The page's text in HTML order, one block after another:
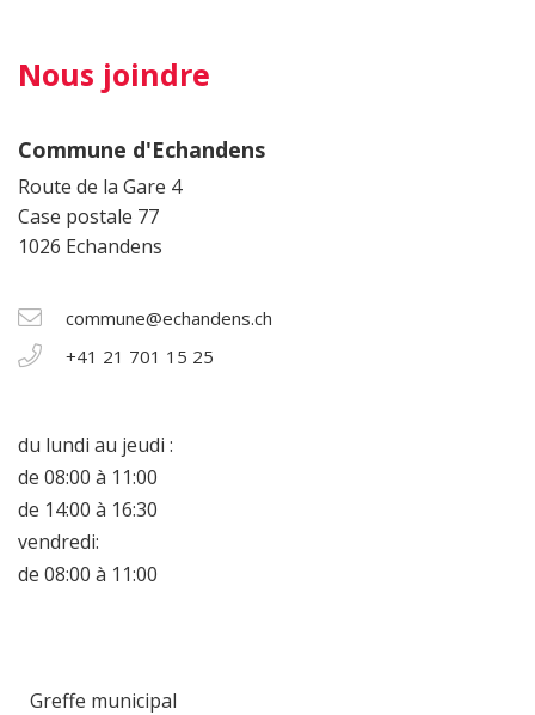
Nous joindre
Commune d'Echandens
Route de la Gare 4
Case postale 77
1026 Echandens
commune@echandens.ch
+41 21 701 15 25
du lundi au jeudi :
de 08:00 à 11:00
de 14:00 à 16:30
vendredi:
de 08:00 à 11:00
Greffe municipal